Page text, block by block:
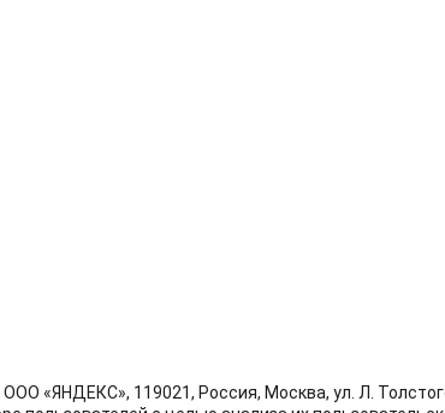
«ЯНДЕКС», 119021, Россия, Москва, ул. Л.